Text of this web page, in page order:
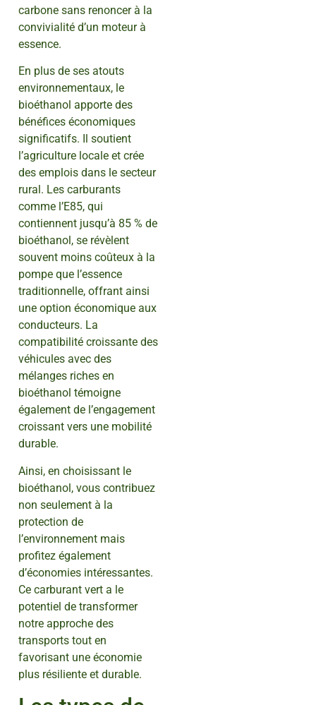
carbone sans renoncer à la
convivialité d’un moteur à
essence.
En plus de ses atouts
environnementaux, le
bioéthanol apporte des
bénéfices économiques
significatifs. Il soutient
l’agriculture locale et crée
des emplois dans le secteur
rural. Les carburants
comme l’E85, qui
contiennent jusqu’à 85 % de
bioéthanol, se révèlent
souvent moins coûteux à la
pompe que l’essence
traditionnelle, offrant ainsi
une option économique aux
conducteurs. La
compatibilité croissante des
véhicules avec des
mélanges riches en
bioéthanol témoigne
également de l’engagement
croissant vers une mobilité
durable.
Ainsi, en choisissant le
bioéthanol, vous contribuez
non seulement à la
protection de
l’environnement mais
profitez également
d’économies intéressantes.
Ce carburant vert a le
potentiel de transformer
notre approche des
transports tout en
favorisant une économie
plus résiliente et durable.